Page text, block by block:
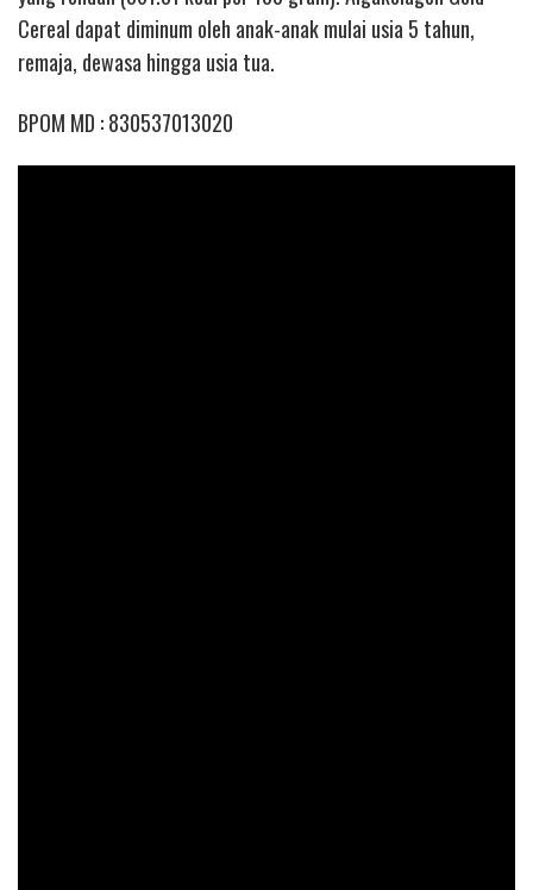
Cereal dapat diminum oleh anak-anak mulai usia 5 tahun,
remaja, dewasa hingga usia tua.
BPOM MD : 830537013020